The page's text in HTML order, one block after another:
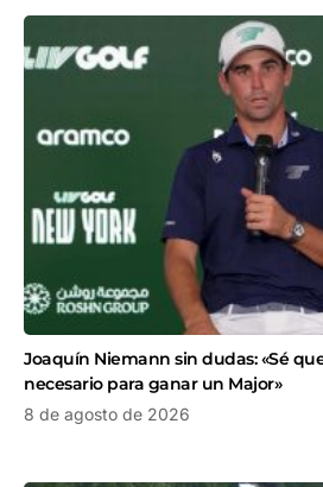
Joaquín Niemann sin dudas: «Sé
necesario para ganar un Major»
8 de agosto de 2026